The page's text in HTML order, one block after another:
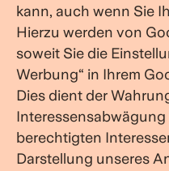
kann, auch wenn Sie
Hierzu werden von
soweit Sie die
Werbung“ in Ihrem
Dies dient der
berechtigten
Darstellung unseres